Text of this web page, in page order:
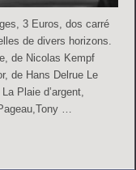
3 Euros, dos carré
de divers horizons.
de Nicolas Kempf
de Hans Delrue Le
Plaie d’argent,
…